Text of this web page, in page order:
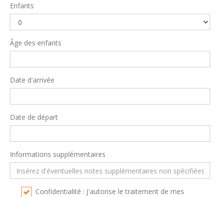
Enfants
Âge des enfants
Date d'arrivée
Date de départ
Informations supplémentaires
Confidentialité : J'autorise le traitement de mes